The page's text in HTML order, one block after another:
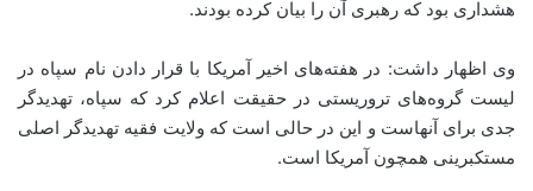
هشداری بود که رهبری آن را بیان کرده بودند.
وی اظهار داشت: در هفته‌های اخیر آمریکا با قرار دادن نام سپاه در
لیست گروه‌های تروریستی در حقیقت اعلام کرد که سپاه، تهدیدگر
جدی برای آنهاست و این در حالی است که ولایت فقیه تهدیدگر اصلی
مستکبرینی همچون آمریکا است.